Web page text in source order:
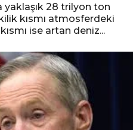
yaklaşık 28 trilyon ton
kısmı atmosferdeki
ise artan deniz...